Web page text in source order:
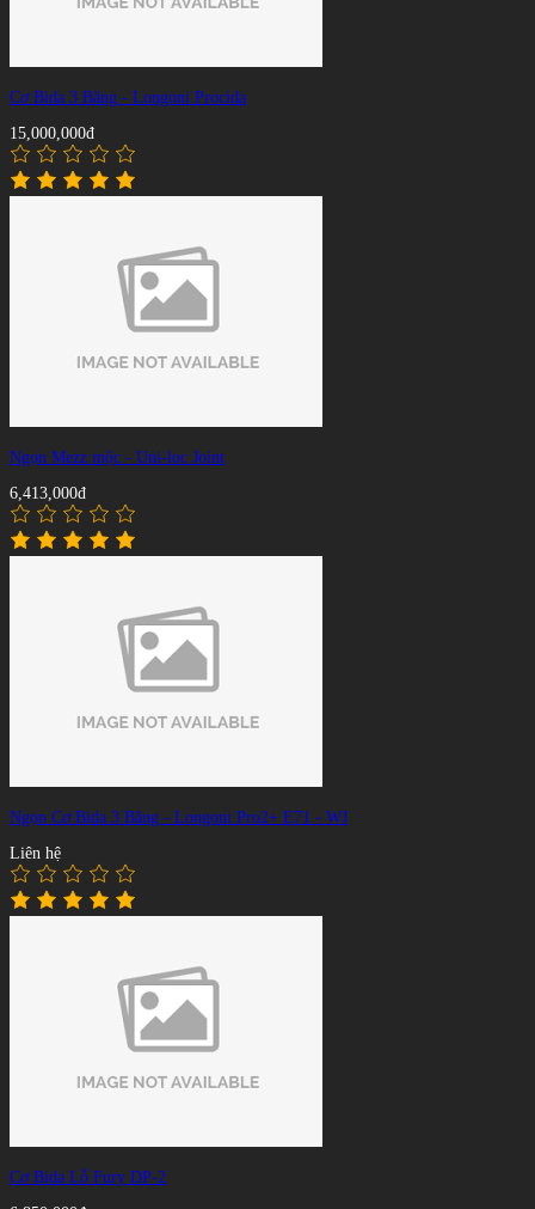
Cơ Bida 3 Băng - Longoni Procida
15,000,000đ
Ngọn Mezz mộc - Uni-loc Joint
6,413,000đ
Ngọn Cơ Bida 3 Băng - Longoni Pro2+ E71 - WJ
Liên hệ
Cơ Bida Lỗ Fury DP-2